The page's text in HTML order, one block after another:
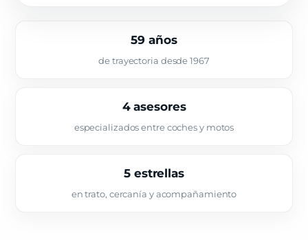
59 años
de trayectoria desde 1967
4 asesores
especializados entre coches y motos
5 estrellas
en trato, cercanía y acompañamiento